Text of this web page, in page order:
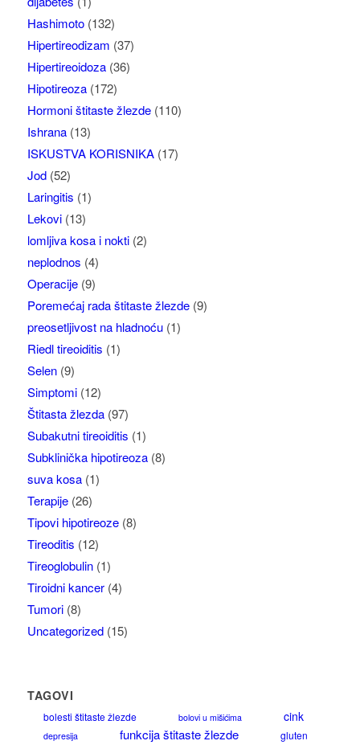
Hashimoto(132)
Hipertireodizam (37)
Hipertireoidoza(36)
Hipotireoza(172)
Hormoni štitaste žlezde(110)
Ishrana(13)
ISKUSTVA KORISNIKA(17)
Jod(52)
Laringitis (1)
Lekovi(13)
lomljiva kosa i nokti(2)
neplodnos (4)
Operacije(9)
Poremećaj rada štitaste žlezde(9)
preosetljivost na hladnoću(1)
Riedl tireoiditis (1)
Selen(9)
Simptomi(12)
Štitasta žlezda(97)
Subakutni tireoiditis (1)
Subklinička hipotireoza(8)
suva kosa(1)
Terapije(26)
Tipovi hipotireoze(8)
Tireoditis (12)
Tireoglobulin(1)
Tiroidni kancer(4)
Tumori(8)
Uncategorized(15)
TAGOVI
bolesti štitaste žlezde bolovi u mišićima cink
depresija funkcija štitaste žlezde gluten